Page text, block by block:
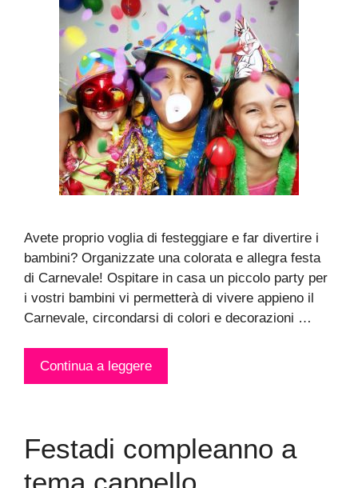
Avete proprio voglia di festeggiare e far divertire i
bambini? Organizzate una colorata e allegra festa
di Carnevale! Ospitare in casa un piccolo party per
i vostri bambini vi permetterà di vivere appieno il
Carnevale, circondarsi di colori e decorazioni …
Continua a leggere
Festadi compleanno a